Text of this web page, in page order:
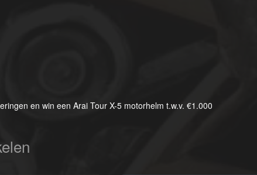
en win een Arai Tour X-5 motorhelm t.w.v. €1.000